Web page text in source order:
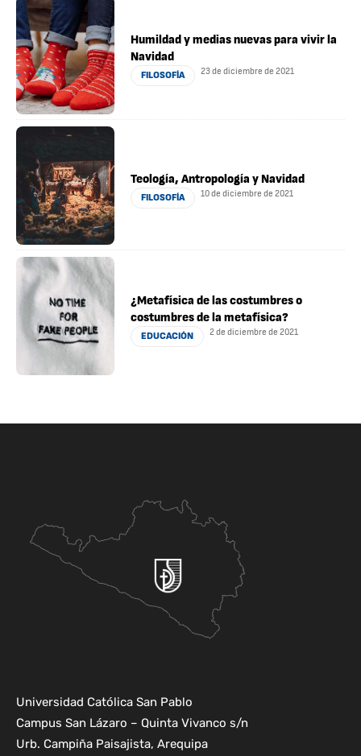
Humildad y medias nuevas para vivir la
Navidad
FILOSOFÍA 23 de diciembre de 2021
Teología, Antropología y Navidad
FILOSOFÍA 10 de diciembre de 2021
¿Metafísica de las costumbres o
costumbres de la metafísica?
EDUCACIÓN 2 de diciembre de 2021
Universidad Católica San Pablo
Campus San Lázaro – Quinta Vivanco s/n
Urb. Campiña Paisajista, Arequipa